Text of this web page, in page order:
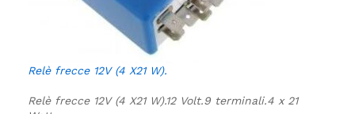
Relè frecce 12V (4 X21 W).
Relè frecce 12V (4 X21 W).12 Volt.9 terminali.4 x 21